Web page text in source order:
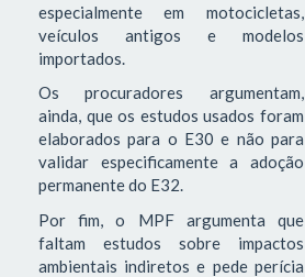
especialmente em motocicletas,
veículos antigos e modelos
importados.
Os procuradores argumentam,
ainda, que os estudos usados foram
elaborados para o E30 e não para
validar especificamente a adoção
permanente do E32.
Por fim, o MPF argumenta que
faltam estudos sobre impactos
ambientais indiretos e pede perícia